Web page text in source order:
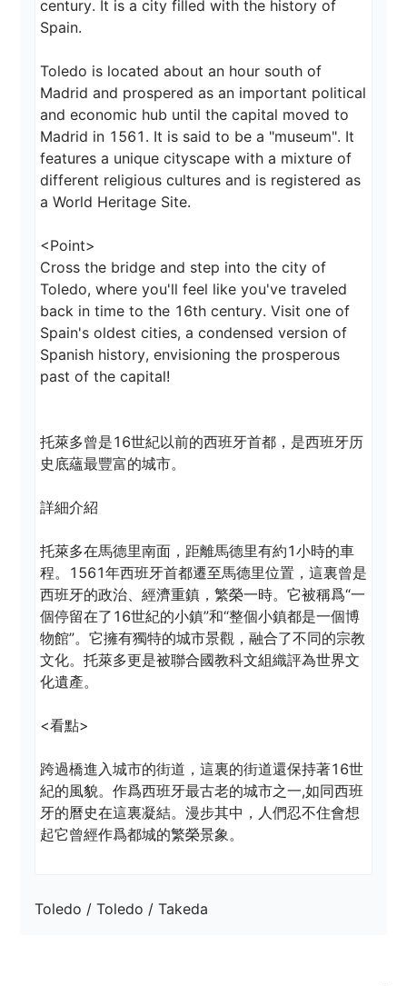
century. It is a city filled with the history of
Spain.
Toledo is located about an hour south of
Madrid and prospered as an important political
and economic hub until the capital moved to
Madrid in 1561. It is said to be a "museum". It
features a unique cityscape with a mixture of
different religious cultures and is registered as
a World Heritage Site.
<Point>
Cross the bridge and step into the city of
Toledo, where you'll feel like you've traveled
back in time to the 16th century. Visit one of
Spain's oldest cities, a condensed version of
Spanish history, envisioning the prosperous
past of the capital!
托萊多曾是16世紀以前的西班牙首都，是西班牙历
史底蘊最豐富的城市。
詳細介紹
托萊多在馬德里南面，距離馬德里有約1小時的車
程。1561年西班牙首都遷至馬德里位置，這裏曾是
西班牙的政治、經濟重鎮，繁榮一時。它被稱爲“一
個停留在了16世紀的小鎮”和“整個小鎮都是一個博
物館”。它擁有獨特的城市景觀，融合了不同的宗教
文化。托萊多更是被聯合國教科文組織評為世界文
化遺產。
<看點>
跨過橋進入城市的街道，這裏的街道還保持著16世
紀的風貌。作爲西班牙最古老的城市之一,如同西班
牙的曆史在這裏凝結。漫步其中，人們忍不住會想
起它曾經作爲都城的繁榮景象。
Toledo / Toledo / Takeda